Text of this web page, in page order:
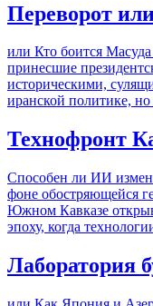
Переворот
или Кто боится
принесшие
историческими,
иранской политике,
Технофронт
Способен ли ИИ
фоне обостряющейся
Южном Кавказе
эпоху, когда
Лаборатория